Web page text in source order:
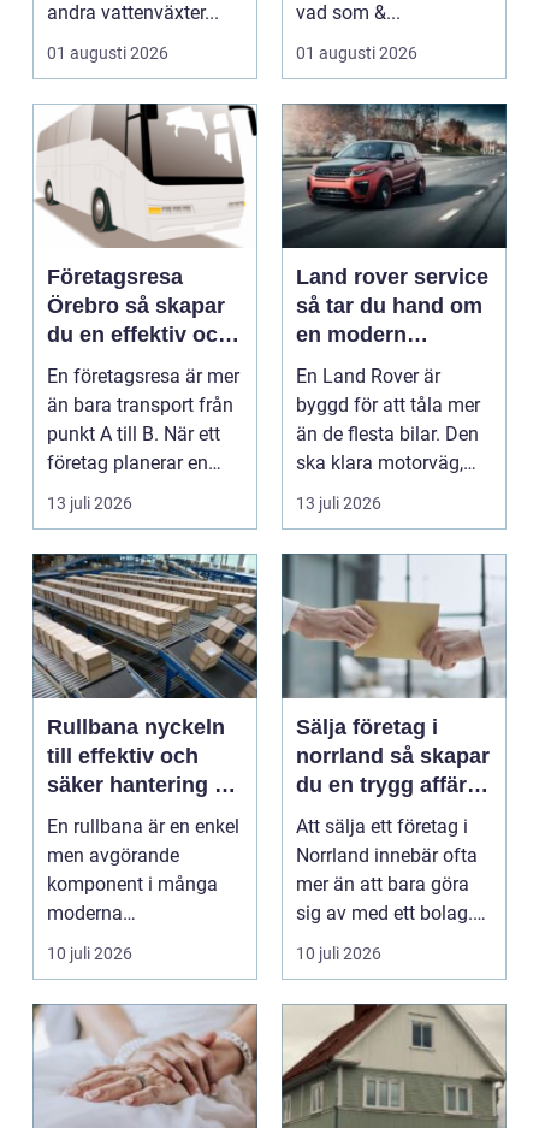
andra vattenväxter...
01 augusti 2026
vad som &...
01 augusti 2026
Företagsresa
Örebro så skapar
du en effektiv och
minnesvärd resa
En företagsresa är mer
än bara transport från
punkt A till B. När ett
företag planerar en
resa för m...
13 juli 2026
Land rover service
så tar du hand om
en modern
klassiker
En Land Rover är
byggd för att tåla mer
än de flesta bilar. Den
ska klara motorväg,
stadstrafik, gru...
13 juli 2026
Rullbana nyckeln
till effektiv och
säker hantering av
gods
En rullbana är en enkel
men avgörande
komponent i många
moderna
verksamheter. Den
används för att fl...
10 juli 2026
Sälja företag i
norrland så skapar
du en trygg affär
från start till mål
Att sälja ett företag i
Norrland innebär ofta
mer än att bara göra
sig av med ett bolag.
För många ä...
10 juli 2026